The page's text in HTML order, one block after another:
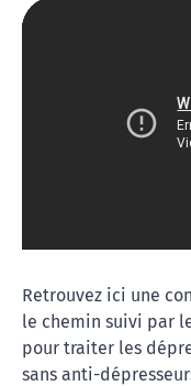
Retrouvez ici une
le chemin suivi par
pour traiter les
sans anti-